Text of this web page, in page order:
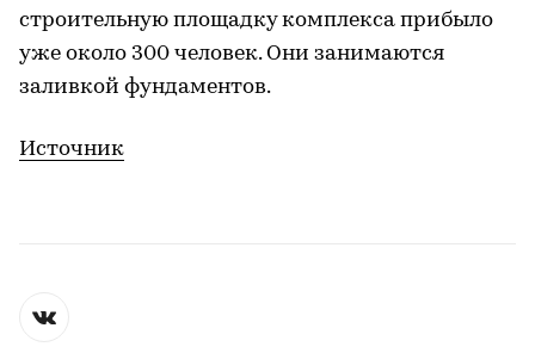
строительную площадку комплекса прибыло
уже около 300 человек. Они занимаются
заливкой фундаментов.
Источник